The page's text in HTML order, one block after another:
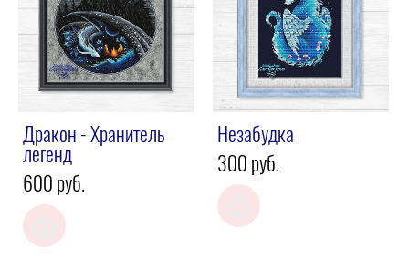
Дракон - Хранитель
легенд
600 pуб.
Незабудка
300 pуб.